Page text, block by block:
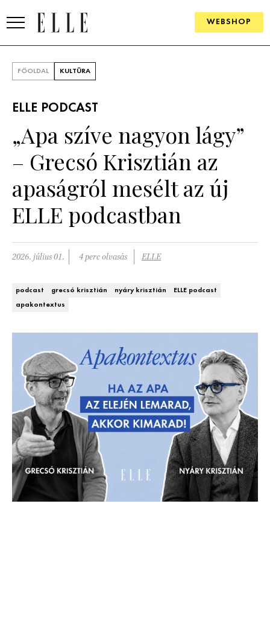
WEBSHOP
SZÉPSÉG
PSZICHÉ
PÁRKAPCSOLAT
DECOR
Szobák
Ötletek
Szép terek
BUSINESS
ANYA
AWARDS
BEAUTY AWARDS
EVENT
FŐOLDAL KULTÚRA
ELLE PODCAST
„Apa szíve nagyon lágy”
– Grecsó Krisztián az
apaságról mesélt az új
ELLE podcastban
2026. július 01. 4 perc olvasás ELLE
podcast grecsó krisztián nyáry krisztián
ELLE podcast
apakontextus